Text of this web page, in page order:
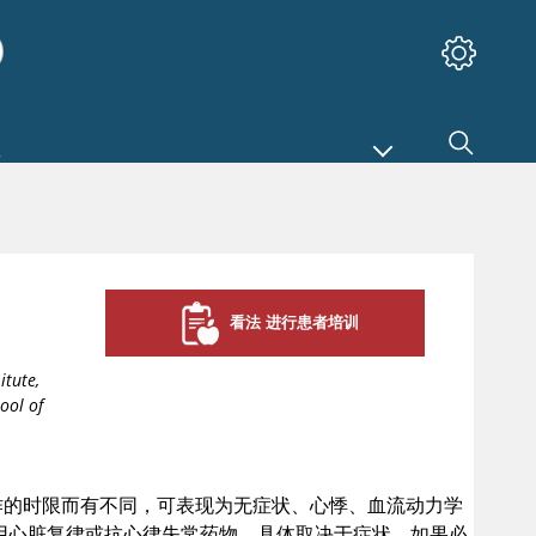
of
看法 进行患者培训
时限而有不同，可表现为无症状、心悸、血流动力学